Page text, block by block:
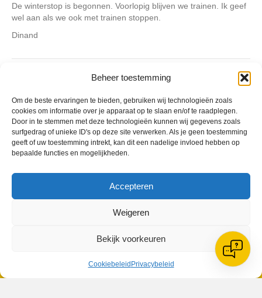
Beheer toestemming
Om de beste ervaringen te bieden, gebruiken wij technologieën zoals
cookies om informatie over je apparaat op te slaan en/of te raadplegen.
Door in te stemmen met deze technologieën kunnen wij gegevens zoals
surfgedrag of unieke ID's op deze site verwerken. Als je geen toestemming
geeft of uw toestemming intrekt, kan dit een nadelige invloed hebben op
bepaalde functies en mogelijkheden.
Accepteren
Weigeren
Bekijk voorkeuren
Cookiebeleid Privacybeleid
De winterstop is begonnen. Voorlopig blijven we trainen. Ik geef
wel aan als we ook met trainen stoppen.
Dinand
VV Reiger Boys
1705 NA Heerhugowaard
Veelgestelde vragen